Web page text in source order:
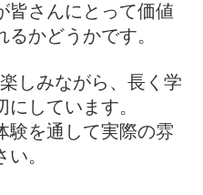
皆さんにとって価値
かどうかです。
しみながら、長く学
しています。
験を通して実際の雰
。